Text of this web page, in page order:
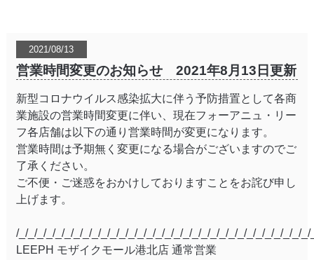
2021/08/13
営業時間変更のお知らせ 2021年8月13日更新
新型コロナウイルス感染拡大に伴う予防措置として各商
業施設の営業時間変更に伴い、現在フォーアニュ・リー
フ各店舗は以下の通り営業時間が変更になります。
営業時間は予期無く変更になる場合がございますのでご
了承ください。
ご不便・ご迷惑をおかけしておりますことをお詫び申し
上げます。
/_/_/_/_/_/_/_/_/_/_/_/_/_/_/_/_/_/_/_/_/_/_/_/_/_/_/_/_/_/_/_/
LEEPH モザイクモール港北店 通常営業